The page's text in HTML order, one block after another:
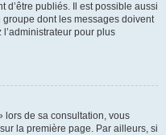
d’être publiés. Il est possible aussi
dont les messages doivent
pour plus
lors de sa consultation, vous
la première page. Par ailleurs, si